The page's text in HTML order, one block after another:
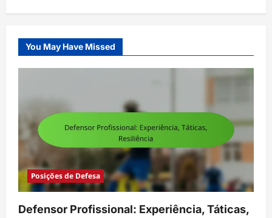
You May Have Missed
Posições de Defesa
Defensor Profissional: Experiência, Táticas,